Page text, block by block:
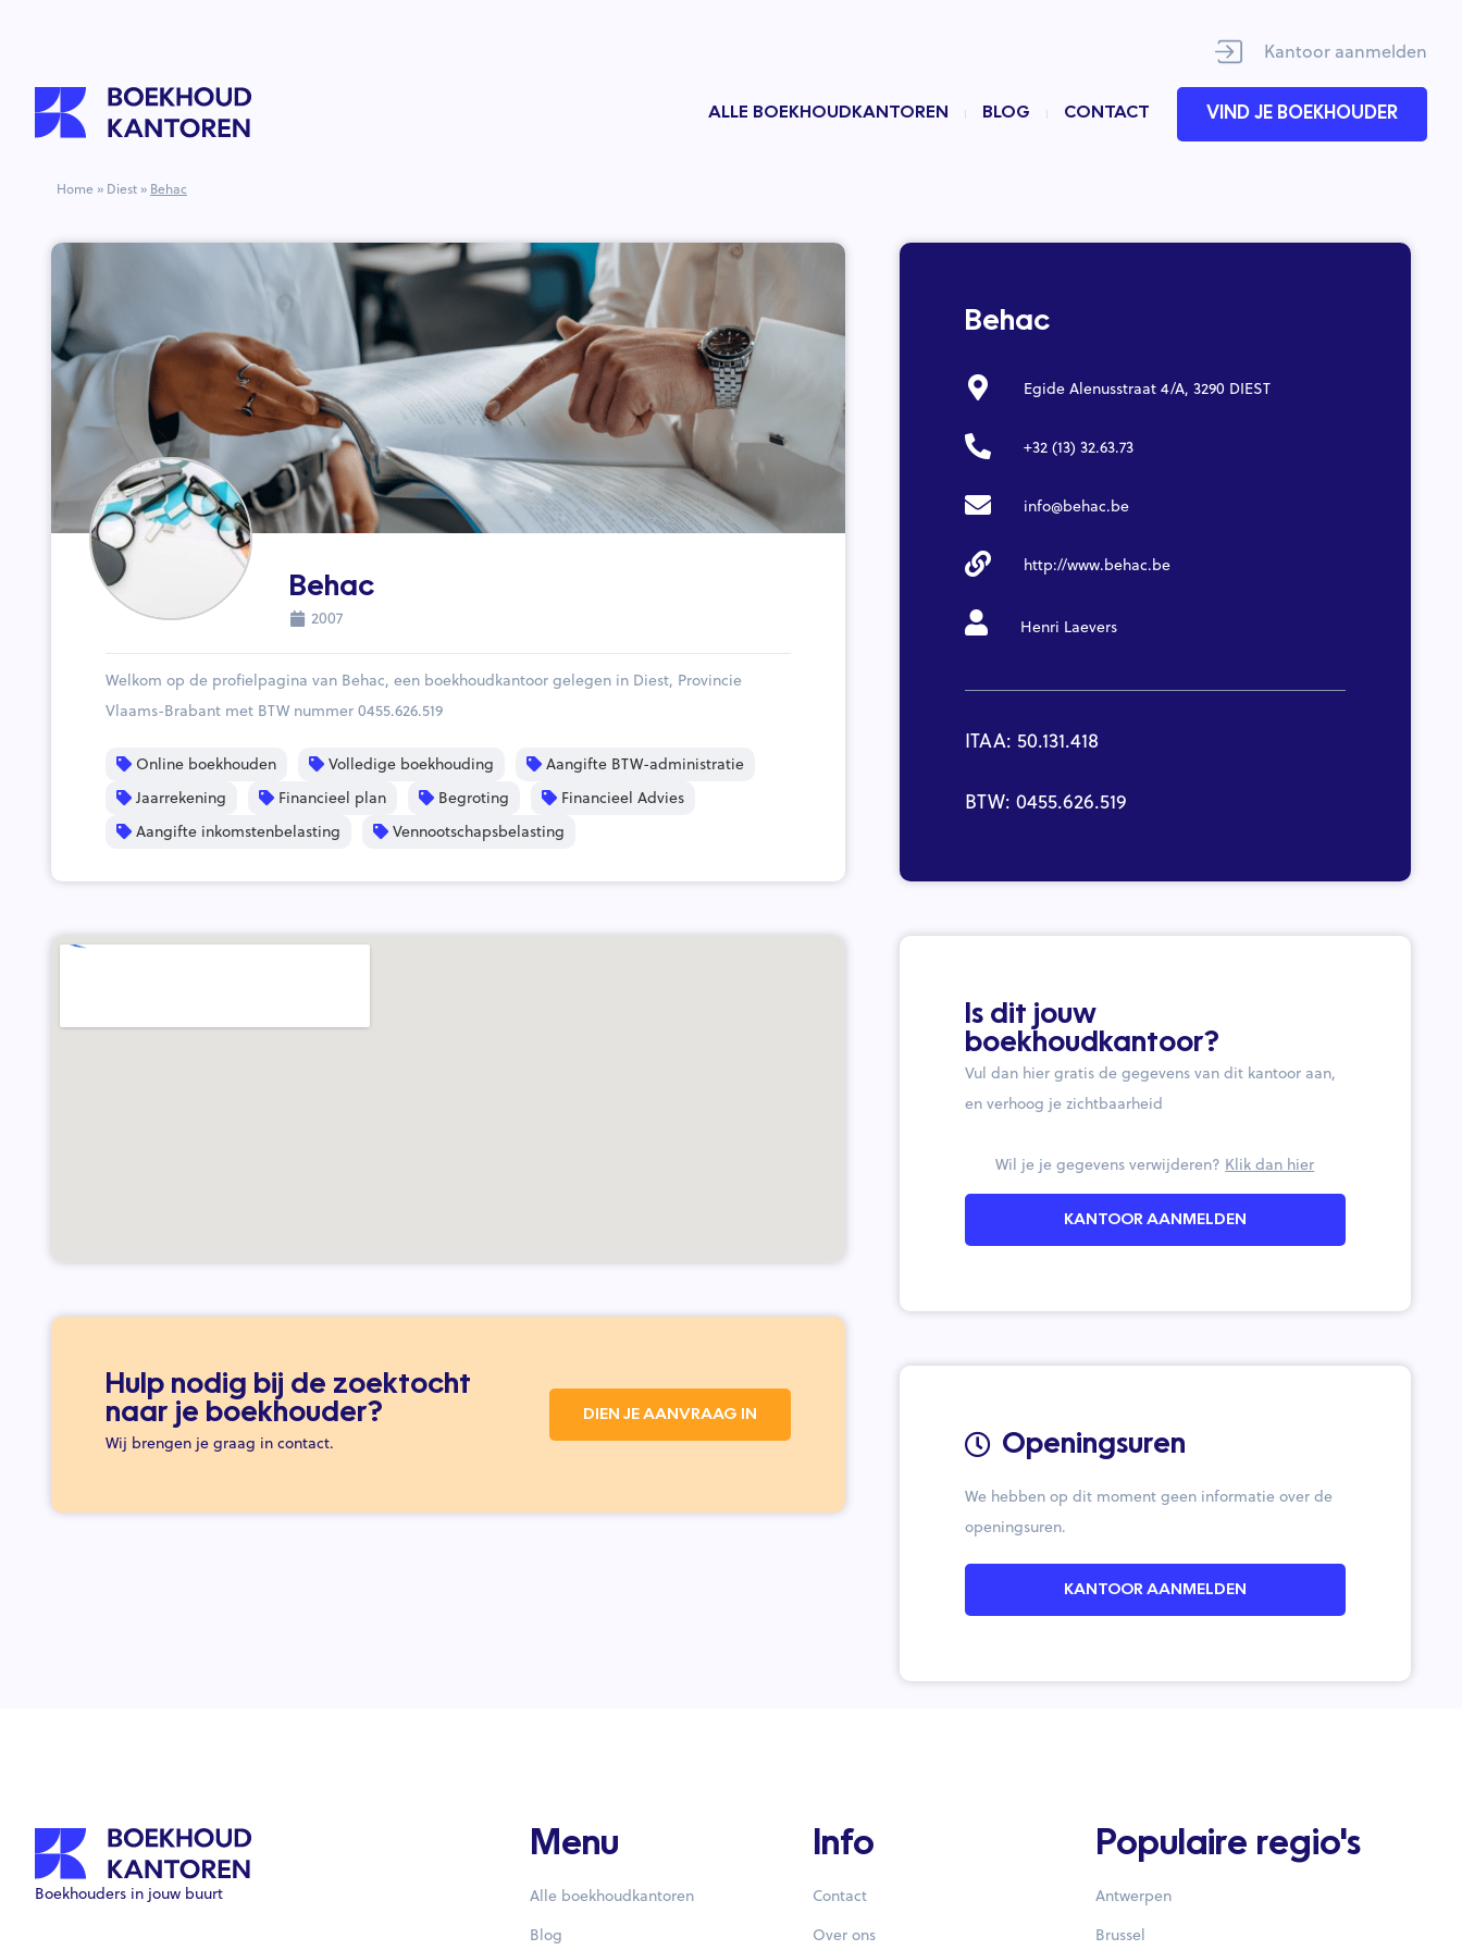
Kantoor aanmelden
ALLE BOEKHOUDKANTOREN BLOG CONTACT VIND JE BOEKHOUDER
Home » Diest » Behac
Behac
2007
Welkom op de profielpagina van Behac, een boekhoudkantoor gelegen in Diest, Provincie
Vlaams-Brabant met BTW nummer 0455.626.519
Online boekhouden Volledige boekhouding
Aangifte BTW-administratie
Jaarrekening
Financieel plan Begroting
Financieel Advies
Aangifte inkomstenbelasting
Vennootschapsbelasting
Behac
Egide Alenusstraat 4/A, 3290 DIEST
+32 (13) 32.63.73
info@behac.be
http://www.behac.be
Henri Laevers
ITAA: 50.131.418
BTW: 0455.626.519
Hulp nodig bij de zoektocht
naar je boekhouder?
Wij brengen je graag in contact.
DIEN JE AANVRAAG IN
Is dit jouw
boekhoudkantoor?
Vul dan hier gratis de gegevens van dit kantoor aan,
en verhoog je zichtbaarheid
Wil je je gegevens verwijderen? Klik dan hier
KANTOOR AANMELDEN
Openingsuren
We hebben op dit moment geen informatie over de
openingsuren.
KANTOOR AANMELDEN
Boekhouders in jouw buurt
Menu
Alle boekhoudkantoren
Blog
Info
Contact
Over ons
Populaire regio's
Antwerpen
Brussel